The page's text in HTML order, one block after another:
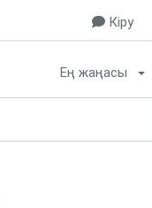
Кіру
Ең жаңасы